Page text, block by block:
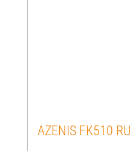
AZENIS FK510